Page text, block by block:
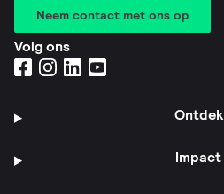
Neem contact met ons op
Volg ons
Ontdek
Impact